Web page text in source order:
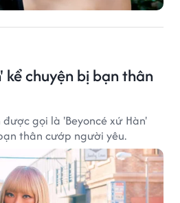
kể chuyện bị bạn thân
gọi là 'Beyoncé xứ Hàn'
thân cướp người yêu.